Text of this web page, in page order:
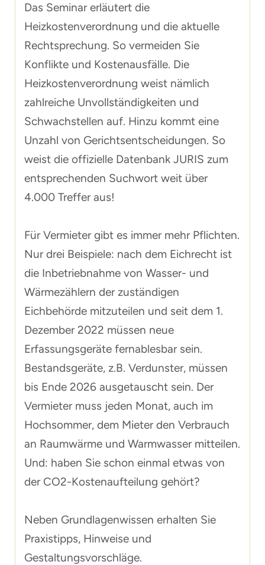
Das Seminar erläutert die
Heizkostenverordnung und die aktuelle
Rechtsprechung. So vermeiden Sie
Konflikte und Kostenausfälle. Die
Heizkostenverordnung weist nämlich
zahlreiche Unvollständigkeiten und
Schwachstellen auf. Hinzu kommt eine
Unzahl von Gerichtsentscheidungen. So
weist die offizielle Datenbank JURIS zum
entsprechenden Suchwort weit über
4.000 Treffer aus!
Für Vermieter gibt es immer mehr Pflichten.
Nur drei Beispiele: nach dem Eichrecht ist
die Inbetriebnahme von Wasser- und
Wärmezählern der zuständigen
Eichbehörde mitzuteilen und seit dem 1.
Dezember 2022 müssen neue
Erfassungsgeräte fernablesbar sein.
Bestandsgeräte, z.B. Verdunster, müssen
bis Ende 2026 ausgetauscht sein. Der
Vermieter muss jeden Monat, auch im
Hochsommer, dem Mieter den Verbrauch
an Raumwärme und Warmwasser mitteilen.
Und: haben Sie schon einmal etwas von
der CO2-Kostenaufteilung gehört?
Neben Grundlagenwissen erhalten Sie
Praxistipps, Hinweise und
Gestaltungsvorschläge.